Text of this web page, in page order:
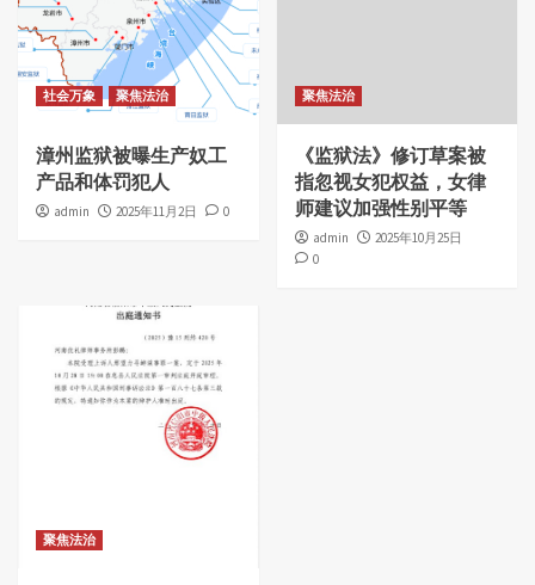
社会万象 聚焦法治
漳州监狱被曝生产奴工
产品和体罚犯人
admin 2025年11月2日 0
聚焦法治
《监狱法》修订草案被
指忽视女犯权益，女律
师建议加强性别平等
admin
2025年10月25日
0
聚焦法治